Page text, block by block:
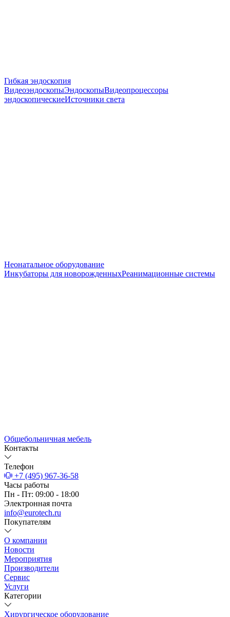
Гибкая эндоскопия
ВидеоэндоскопыЭндоскопыВидеопроцессоры
эндоскопическиеИсточники света
Неонатальное оборудование
Инкубаторы для новорожденныхРеанимационные системы
Общебольничная мебель
Контакты
Телефон
+7 (495) 967-36-58
Часы работы
Пн - Пт: 09:00 - 18:00
Электронная почта
info@eurotech.ru
Покупателям
О компании
Новости
Мероприятия
Производители
Сервис
Услуги
Категории
Хирургическое оборудование